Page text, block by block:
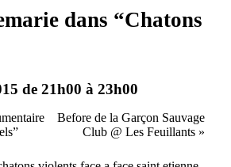
dans “Chatons
de 21h00 à 23h00
Before de la Garçon Sauvage
Club @ Les Feuillants »